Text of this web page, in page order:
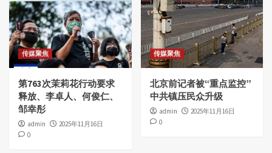
传媒聚焦
第763次茉莉花行动要求
释放、李卓人、何俊仁、
邹幸彤
admin
2025年11月16日
0
传媒聚焦
北京前记者被“重点监控”
中共镇压民众升级
admin
2025年11月16日
0